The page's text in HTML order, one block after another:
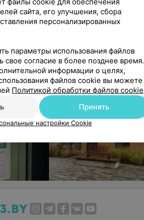
сайта, его улучшения, сбора
персонализированных
параметры использования файлов
свое согласие в более позднее время.
информации о целях,
файлов cookie вы можете
Политикой обработки файлов cookie
Принять
настройки Cookie